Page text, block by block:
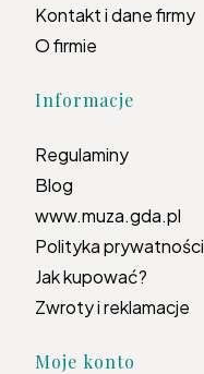
Kontakt i dane firmy
O firmie
Informacje
Regulaminy
Blog
www.muza.gda.pl
Polityka prywatności
Jak kupować?
Zwroty i reklamacje
Moje konto